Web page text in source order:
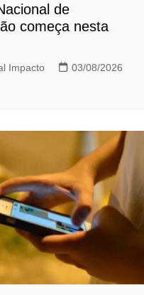
de
começa nesta
Impacto
03/08/2026